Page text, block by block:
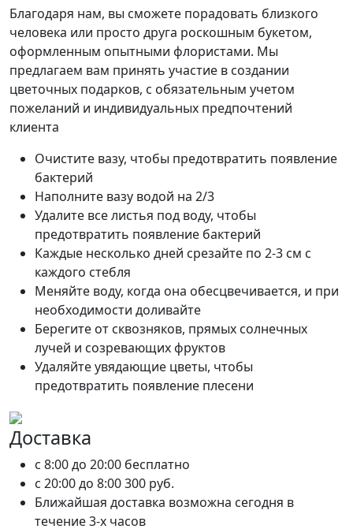
Благодаря нам, вы сможете порадовать близкого
человека или просто друга роскошным букетом,
оформленным опытными флористами. Мы
предлагаем вам принять участие в создании
цветочных подарков, с обязательным учетом
пожеланий и индивидуальных предпочтений
клиента
Очистите вазу, чтобы предотвратить появление
бактерий
Наполните вазу водой на 2/3
Удалите все листья под воду, чтобы
предотвратить появление бактерий
Каждые несколько дней срезайте по 2-3 см с
каждого стебля
Меняйте воду, когда она обесцвечивается, и при
необходимости доливайте
Берегите от сквозняков, прямых солнечных
лучей и созревающих фруктов
Удаляйте увядающие цветы, чтобы
предотвратить появление плесени
Доставка
c 8:00 до 20:00 бесплатно
c 20:00 до 8:00300 руб.
Ближайшая доставка возможна сегодня в
течение 3-х часов